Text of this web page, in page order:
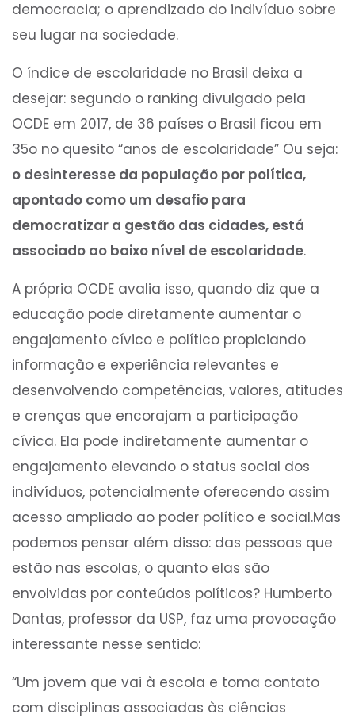
democracia; o aprendizado do indivíduo sobre
seu lugar na sociedade.
O índice de escolaridade no Brasil deixa a
desejar: segundo o ranking divulgado pela
OCDE em 2017, de 36 países o Brasil ficou em
35o no quesito “anos de escolaridade” Ou seja:
o desinteresse da população por política,
apontado como um desafio para
democratizar a gestão das cidades, está
associado ao baixo nível de escolaridade.
A própria OCDE avalia isso, quando diz que a
educação pode diretamente aumentar o
engajamento cívico e político propiciando
informação e experiência relevantes e
desenvolvendo competências, valores, atitudes
e crenças que encorajam a participação
cívica. Ela pode indiretamente aumentar o
engajamento elevando o status social dos
indivíduos, potencialmente oferecendo assim
acesso ampliado ao poder político e social.Mas
podemos pensar além disso: das pessoas que
estão nas escolas, o quanto elas são
envolvidas por conteúdos políticos? Humberto
Dantas, professor da USP, faz uma provocação
interessante nesse sentido:
“Um jovem que vai à escola e toma contato
com disciplinas associadas às ciências